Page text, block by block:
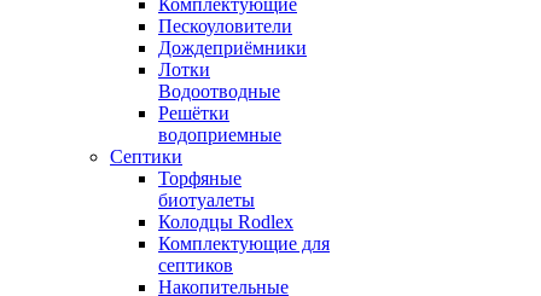
Комплектующие
Пескоуловители
Дождеприёмники
Лотки
Водоотводные
Решётки
водоприемные
Септики
Торфяные
биотуалеты
Колодцы Rodlex
Комплектующие для
септиков
Накопительные